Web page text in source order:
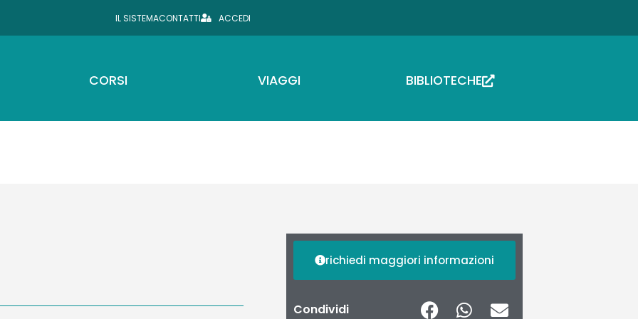
IL SISTEMACONTATTI ACCEDI
CORSI VIAGGI BIBLIOTECHE
richiedi maggiori informazioni
Condividi